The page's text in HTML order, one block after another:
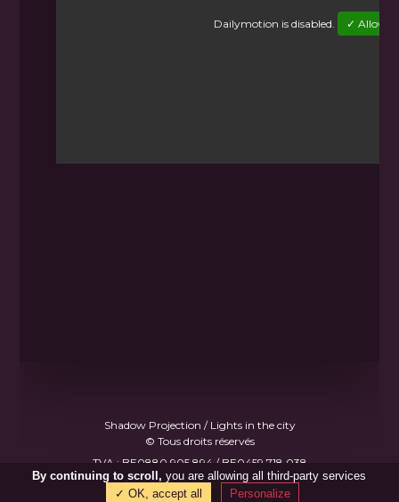
Dailymotion is disabled. ✓ Allow
Shadow Projection / Lights in the city
© Tous droits réservés
TVA : BE0880.905.894 / BE0459.718.038
Made with♥byB.Gee
By continuing to scroll, you are allowing all third-party services
✓ OK, accept all
Personalize